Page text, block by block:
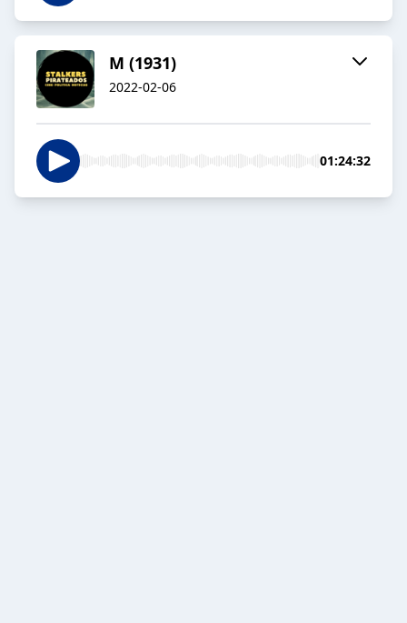
M (1931)
2022-02-06
01:24:32